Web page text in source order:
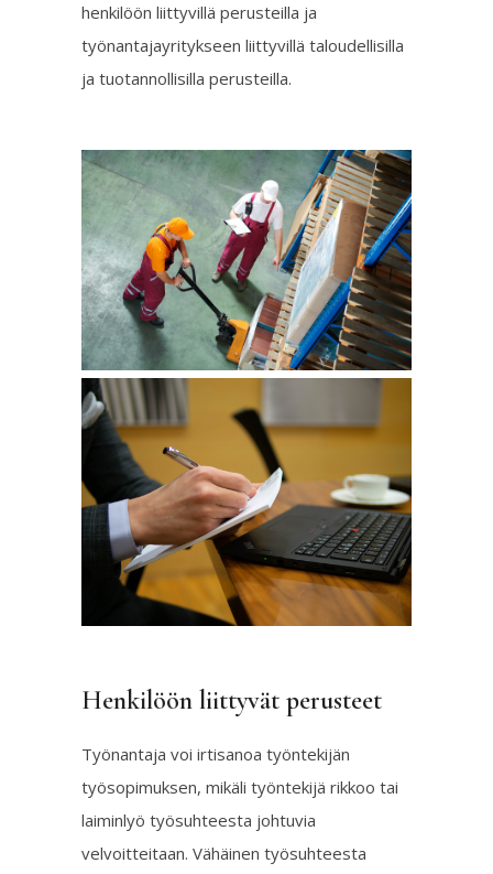
henkilöön liittyvillä perusteilla ja
työnantajayritykseen liittyvillä taloudellisilla
ja tuotannollisilla perusteilla.
Henkilöön liittyvät perusteet
Työnantaja voi irtisanoa työntekijän
työsopimuksen, mikäli työntekijä rikkoo tai
laiminlyö työsuhteesta johtuvia
velvoitteitaan. Vähäinen työsuhteesta